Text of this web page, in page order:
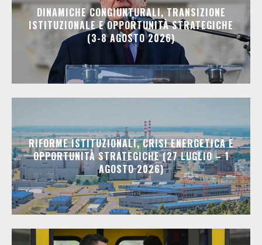
DINAMICHE CONGIUNTURALI, TRANSIZIONE
ISTITUZIONALE E OPPORTUNITÀ STRATEGICHE
(3-8 AGOSTO 2026)
RIFORME ISTITUZIONALI, CRISI ENERGETICA E
OPPORTUNITÀ STRATEGICHE (27 LUGLIO – 1
AGOSTO 2026)